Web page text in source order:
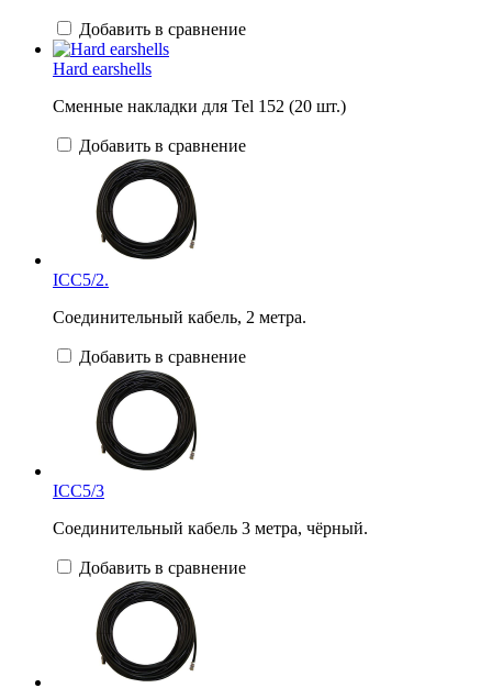
Добавить в сравнение
Hard earshells
Сменные накладки для Tel 152 (20 шт.)
Добавить в сравнение
ICC5/2.
Соединительный кабель, 2 метра.
Добавить в сравнение
ICC5/3
Соединительный кабель 3 метра, чёрный.
Добавить в сравнение